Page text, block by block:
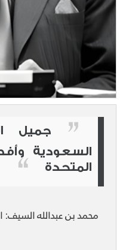
جميل
السعودية
المتحدة
محمد بن عبدالله السيف: